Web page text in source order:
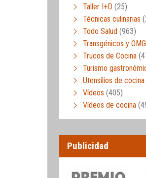
Taller I+D (25)
Técnicas culinarias
Todo Salud (963)
Transgénicos y OMG
Trucos de Cocina
Turismo
Utensilios de cocina
Vídeos (405)
Vídeos de cocina
Publicidad